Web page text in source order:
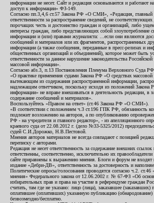
информации не несет. Сайт и редакция основываются и работают
доступ к информации» ФЗ-149.
Согласно пп.3,4,6 ст.57 Закона РФ «О СМИ», «Редакция, главный
ответственности за распространение сведений, не
порочащих честь и достоинство граждан и организаций, либо
интересы граждан, либо представляющих собой злоупотребление
информации и (или) правами журналиста: ...если они являются
сообщений и материалов или их фрагментов, распространенных
информации (а также сообщения, переданные в пресс-релизах и
общественных организаций и объединений), которое может быть
ответственности за данное нарушение законодательства
массовой информации».
Согласно абз.3, п.13 Постановления Пленума Верховного Суда
«О практике применения судами Закона РФ «О средствах
вытекающим из содержания распространенной информации,
надлежащим ответчиком, поскольку исходя из положений Закона
информации» не вправе вмешиваться в деятельность редакции, в
содержание сообщений и материалов».
Воспользуйтесь «Правом на ответ» (ст.46 Закона РФ «О СМИ»).
«В соответствии с положением ч.3 ст.196 ГПК РФ, обязанность
подлежит возложению на авторов, а по опубликованию
РФ - на учредителя и главного редактор», - из апелляционного
краевого суда от 22.08.2012 г. (дело №33-5325/2012)
судей С.И.Дорожко, Н.В.Пестовой.
Мнения авторов материалов не всегда совпадают с позицией
переписку с авторами.
Редакция не несет ответственность за содержание внешних
ответственны, соответственно, исключительно их
сайте приравнены к выражению мнения. Блоги и форум не входят
издание «Дебри-ДВ», ответственность за достоверность и
Политические опросы/голосования проводятся согласно ч.2.
мнения» Федерального закона от 12.06.2002 г. № 67-ФЗ «Об
избирательных прав и права на участие в референдуме граждан
считать, там где не указано: лицо (лица), заказавшее (заказавших)
оплатившее (оплативших) указанную публикацию (обнародование)
безвозмездно/бесплатно.